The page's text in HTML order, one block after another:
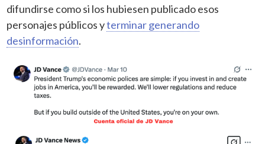
difundirse como si los hubiesen publicado esos
personajes públicos yterminar generando
desinformación.